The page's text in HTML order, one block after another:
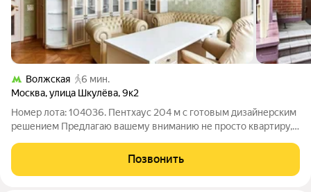
Волжская
6 мин.
Москва,улица Шкулёва,9к2
Номер лота: 104036. Пентхаус 204 м с готовым дизайнерским
решением Предлагаю вашему вниманию не просто квартиру, а
подчеркнуты каждой деталью. Это готовое решение для тех,
кто не приемлет
Позвонить